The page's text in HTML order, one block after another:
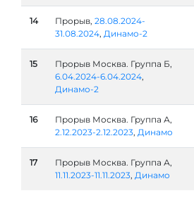
14 Прорыв, 28.08.2024-
31.08.2024, Динамо-2
15
Прорыв Москва. Группа Б,
6.04.2024-6.04.2024,
Динамо-2
16
Прорыв Москва. Группа А,
2.12.2023-2.12.2023, Динамо
17
Прорыв Москва. Группа А,
11.11.2023-11.11.2023, Динамо